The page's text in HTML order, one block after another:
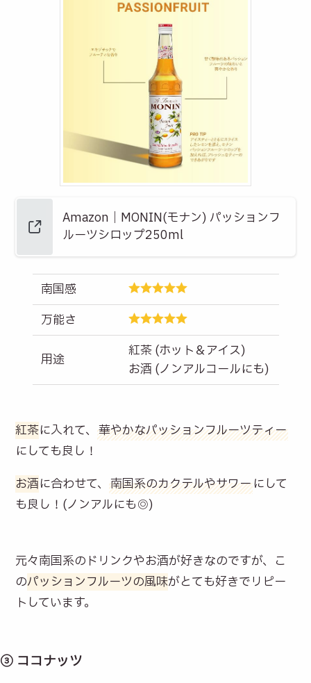
Amazon｜MONIN(モナン) パッションフ
ルーツシロップ250ml
南国感
万能さ
用途
紅茶 (ホット＆アイス)
お酒 (ノンアルコールにも)
紅茶に入れて、華やかなパッションフルーツティー
にしても良し！
お酒に合わせて、南国系のカクテルやサワーにして
も良し！(ノンアルにも◎)
元々南国系のドリンクやお酒が好きなのですが、こ
のパッションフルーツの風味がとても好きでリピー
トしています。
③ ココナッツ